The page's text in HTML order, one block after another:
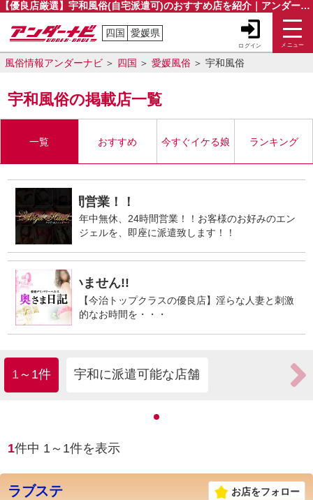
【優良店厳選】宇和風俗(自宅派遣可)のおすすめ店を紹介｜アンダーナビ
四国 愛媛県
ログイン メニュー
風俗情報アンダーナビ 四国 愛媛風俗 宇和風俗
宇和風俗の掲載店一覧
一覧 おすすめ 今すぐイケる娘 ランキング
★24時間営業！！
年中無休、24時間営業！！お客様のお好みのエン
ジェルを、即座に派遣致します！！
ございません!!
【今治トップクラスの優良店】淫らな人妻と刺激
的なお時間を・・・
1～1件 宇和に派遣可能な店舗
1件中 1 ～ 1件を表示
ラブステ
お店をフォロー